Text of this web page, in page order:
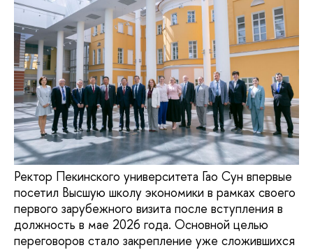
Ректор Пекинского университета Гао Сун впервые
посетил Высшую школу экономики в рамках своего
первого зарубежного визита после вступления в
должность в мае 2026 года. Основной целью
переговоров стало закрепление уже сложившихся